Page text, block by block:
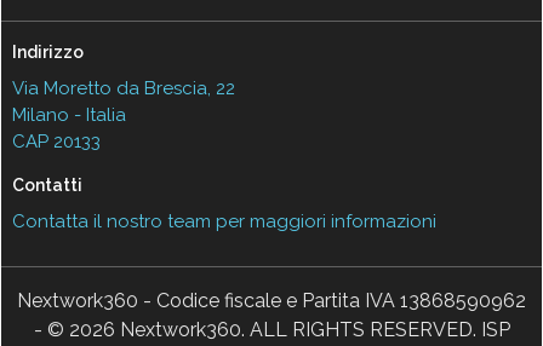
Indirizzo
Via Moretto da Brescia, 22
Milano - Italia
CAP 20133
Contatti
Contatta il nostro team per maggiori informazioni
Nextwork360 - Codice fiscale e Partita IVA 13868590962
- © 2026 Nextwork360. ALL RIGHTS RESERVED. ISP